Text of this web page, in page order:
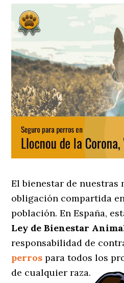
El bienestar de nuestras
obligación compartida
población. En España,
Ley de Bienestar
responsabilidad de
perros para todos los
de cualquier raza.